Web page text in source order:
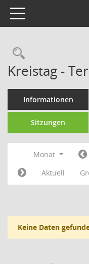
Toggle navigation
Kreistag -
Informationen
Sitzungen
Monat
Aktuell
Keine Daten